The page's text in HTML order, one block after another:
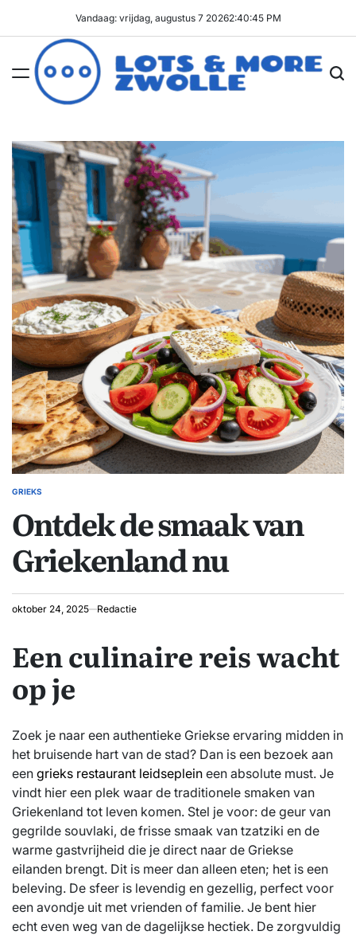
inhoud
Vandaag: vrijdag, augustus 7 20262:40:46 PM
&
More
Zwolle
GEPLAATST
GRIEKS
Ontdek de smaak van
Griekenland nu
oktober 24, 2025 Redactie
Een culinaire reis wacht
op je
Zoek je naar een authentieke Griekse ervaring midden in
het bruisende hart van de stad? Dan is een bezoek aan
een grieks restaurant leidseplein een absolute must. Je
vindt hier een plek waar de traditionele smaken van
Griekenland tot leven komen. Stel je voor: de geur van
gegrilde souvlaki, de frisse smaak van tzatziki en de
warme gastvrijheid die je direct naar de Griekse
eilanden brengt. Dit is meer dan alleen eten; het is een
beleving. De sfeer is levendig en gezellig, perfect voor
een avondje uit met vrienden of familie. Je bent hier
echt even weg van de dagelijkse hectiek. De zorgvuldig